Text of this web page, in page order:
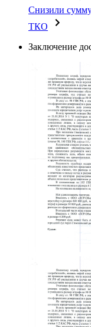
Снизили
ТКО
Заключение